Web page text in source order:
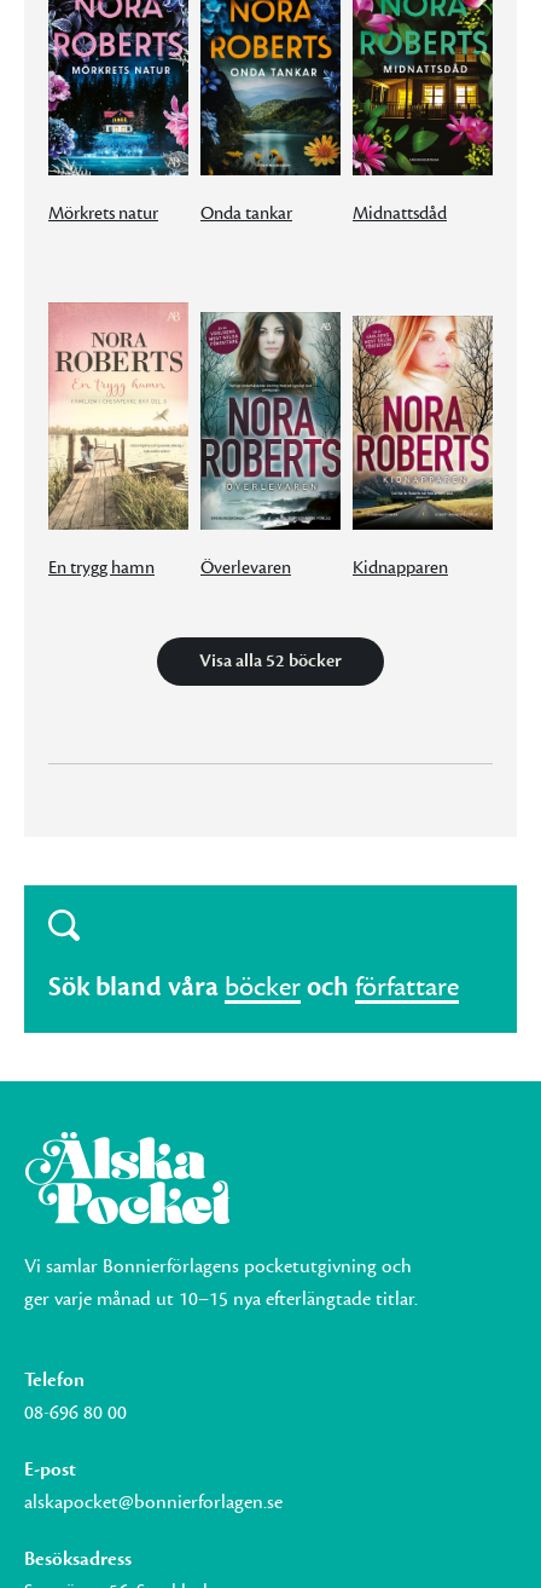
Mörkrets natur Onda tankar Midnattsdåd
En trygg hamn Överlevaren Kidnapparen
Visa alla 52 böcker
Sök bland våra böckeroch författare
Vi samlar Bonnierförlagens pocketutgivning och
ger varje månad ut 10–15 nya efterlängtade titlar.
Telefon
08-696 80 00
E-post
alskapocket@bonnierforlagen.se
Besöksadress